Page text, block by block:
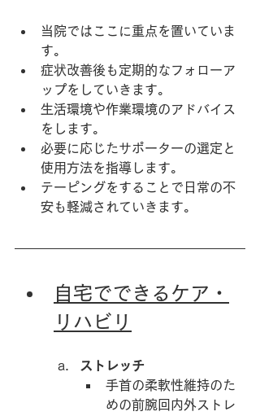
当院ではここに重点を置いていま
す。
症状改善後も定期的なフォローア
ップをしていきます。
生活環境や作業環境のアドバイス
をします。
必要に応じたサポーターの選定と
使用方法を指導します。
テーピングをすることで日常の不
安も軽減されていきます。
自宅でできるケア・
リハビリ
ストレッチ
手首の柔軟性維持のた
めの前腕回内外ストレ